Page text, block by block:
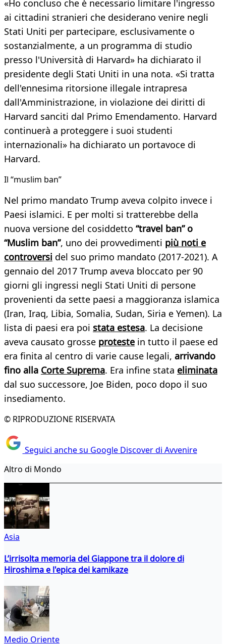
«Ho concluso che è necessario limitare l'ingresso
ai cittadini stranieri che desiderano venire negli
Stati Uniti per partecipare, esclusivamente o
sostanzialmente, a un programma di studio
presso l'Università di Harvard» ha dichiarato il
presidente degli Stati Uniti in una nota. «Si tratta
dell'ennesima ritorsione illegale intrapresa
dall'Amministrazione, in violazione dei diritti di
Harvard sanciti dal Primo Emendamento. Harvard
continuerà a proteggere i suoi studenti
internazionali» ha dichiarato un portavoce di
Harvard.
Il “muslim ban”
Nel primo mandato Trump aveva colpito invece i
Paesi islamici. E per molti si tratterebbe della
nuova versione del cosiddetto “travel ban” o
“Muslim ban”, uno dei provvedimenti più noti e
controversi del suo primo mandato (2017-2021). A
gennaio del 2017 Trump aveva bloccato per 90
giorni gli ingressi negli Stati Uniti di persone
provenienti da sette paesi a maggioranza islamica
(Iran, Iraq, Libia, Somalia, Sudan, Siria e Yemen). La
lista di paesi era poi stata estesa. La decisione
aveva causato grosse proteste in tutto il paese ed
era finita al centro di varie cause legali, arrivando
fino alla Corte Suprema. Era infine stata eliminata
dal suo successore, Joe Biden, poco dopo il suo
insediamento.
© RIPRODUZIONE RISERVATA
Seguici anche su Google Discover di Avvenire
Altro di Mondo
Asia
L’irrisolta memoria del Giappone tra il dolore di
Hiroshima e l'epica dei kamikaze
Medio Oriente